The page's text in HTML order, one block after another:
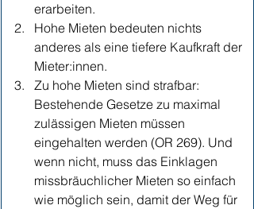
erarbeiten.
Hohe Mieten bedeuten nichts
anderes als eine tiefere Kaufkraft der
Mieter:innen.
Zu hohe Mieten sind strafbar:
Bestehende Gesetze zu maximal
zulässigen Mieten müssen
eingehalten werden (OR 269). Und
wenn nicht, muss das Einklagen
missbräuchlicher Mieten so einfach
wie möglich sein, damit der Weg für